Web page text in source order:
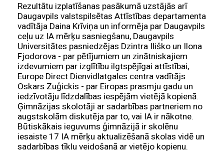
Rezultātu izplatīšanas pasākumā uzstājās arī
Daugavpils valstspilsētas Attīstības departamenta
vadītāja Daina Krīviņa un informēja par Daugavpils
ceļu uz IA mērķu sasniegšanu, Daugavpils
Universitātes pasniedzējas Dzintra Iliško un Ilona
Fjodorova - par pētījumiem un zinātniskajiem
izdevumiem par izglītību ilgtspējīgai attīstībai,
Europe Direct Dienvidlatgales centra vadītājs
Oskars Zuģickis - par Eiropas prasmju gadu un
iedzīvotāju līdzdalības iespējām vietējā kopienā.
Ģimnāzijas skolotāji ar sadarbības partneriem no
augstskolām diskutēja par to, vai IA ir nākotne.
Būtiskākais ieguvums ģimnāzijā ir skolēnu
iesaiste 17 IA mērķu aktualizēšanā skolas vidē un
sadarbības tīklu veidošanā ar vietējo kopienu.